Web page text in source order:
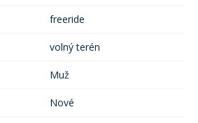
freeride
volný terén
Muž
Nové